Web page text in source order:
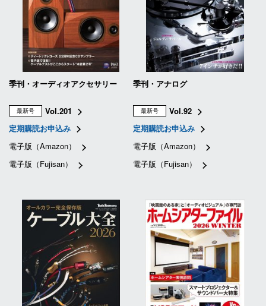
季刊・オーディオアクセサリー
最新号
Vol.201
定期購読お申込み
電子版（Amazon）
電子版（Fujisan）
季刊・アナログ
最新号
Vol.92
定期購読お申込み
電子版（Amazon）
電子版（Fujisan）